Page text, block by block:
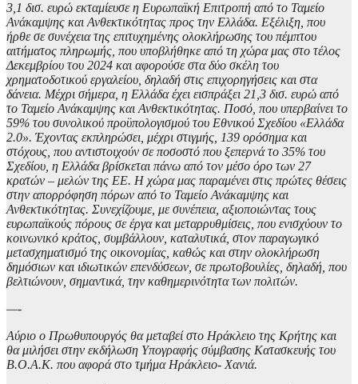
3,1 δισ. ευρώ εκταμίευσε η Ευρωπαϊκή Επιτροπή από το Ταμείο
Ανάκαμψης και Ανθεκτικότητας προς την Ελλάδα. Εξέλιξη, που
ήρθε σε συνέχεια της επιτυχημένης ολοκλήρωσης του πέμπτου
αιτήματος πληρωμής, που υποβλήθηκε από τη χώρα μας στο τέλος
Δεκεμβρίου του 2024 και αφορούσε στα δύο σκέλη του
χρηματοδοτικού εργαλείου, δηλαδή στις επιχορηγήσεις και στα
δάνεια. Μέχρι σήμερα, η Ελλάδα έχει εισπράξει 21,3 δισ. ευρώ από
το Ταμείο Ανάκαμψης και Ανθεκτικότητας. Ποσό, που υπερβαίνει το
59% του συνολικού προϋπολογισμού του Εθνικού Σχεδίου «Ελλάδα
2.0». Έχοντας εκπληρώσει, μέχρι στιγμής, 139 ορόσημα και
στόχους, που αντιστοιχούν σε ποσοστό που ξεπερνά το 35% του
Σχεδίου, η Ελλάδα βρίσκεται πάνω από τον μέσο όρο των 27
κρατών – μελών της ΕΕ. Η χώρα μας παραμένει στις πρώτες θέσεις
στην απορρόφηση πόρων από το Ταμείο Ανάκαμψης και
Ανθεκτικότητας. Συνεχίζουμε, με συνέπεια, αξιοποιώντας τους
ευρωπαϊκούς πόρους σε έργα και μεταρρυθμίσεις, που ενισχύουν το
κοινωνικό κράτος, συμβάλλουν, καταλυτικά, στον παραγωγικό
μετασχηματισμό της οικονομίας, καθώς και στην ολοκλήρωση
δημόσιων και ιδιωτικών επενδύσεων, σε πρωτοβουλίες, δηλαδή, που
βελτιώνουν, σημαντικά, την καθημερινότητα των πολιτών.
—-
Αύριο ο Πρωθυπουργός θα μεταβεί στο Ηράκλειο της Κρήτης και
θα μιλήσει στην εκδήλωση Υπογραφής σύμβασης Κατασκευής του
Β.Ο.Α.Κ. που αφορά στο τμήμα Ηράκλειο- Χανιά.